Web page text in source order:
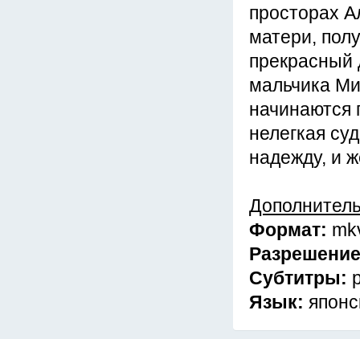
просторах
матери,
прекрасный
мальчика
начинаются
нелегкая
надежду, и
Формат:
Субтитры:
Язык: